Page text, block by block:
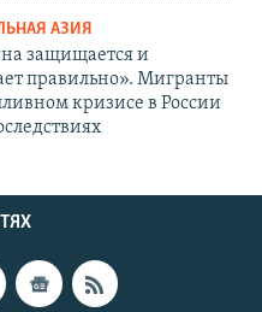
АЗИЯ
защищается и
правильно». Мигранты
кризисе в России